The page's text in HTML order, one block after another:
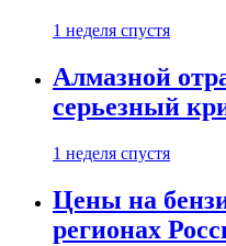
1 неделя спустя
Алмазной
серьезный
1 неделя спустя
Цены на
регионах